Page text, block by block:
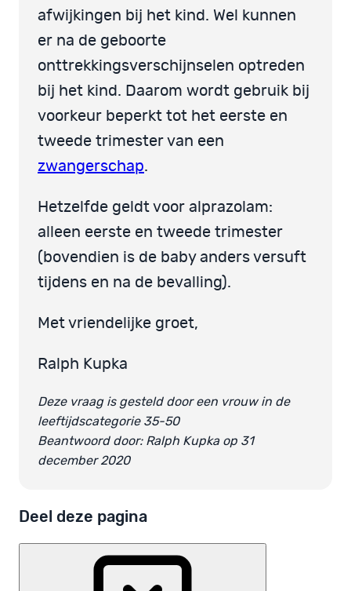
afwijkingen bij het kind. Wel kunnen
er na de geboorte
onttrekkingsverschijnselen optreden
bij het kind. Daarom wordt gebruik bij
voorkeur beperkt tot het eerste en
tweede trimester van een
zwangerschap.
Hetzelfde geldt voor alprazolam:
alleen eerste en tweede trimester
(bovendien is de baby anders versuft
tijdens en na de bevalling).
Met vriendelijke groet,
Ralph Kupka
Deze vraag is gesteld door een vrouw in de
leeftijdscategorie 35-50
Beantwoord door: Ralph Kupka op 31
december 2020
Deel deze pagina